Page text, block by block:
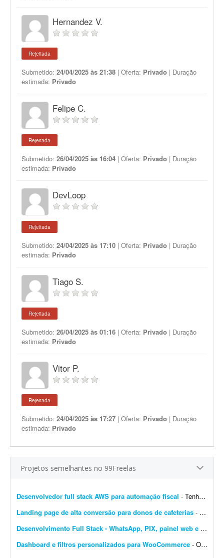
Hernandez V.
Rejeitada
Submetido: 24/04/2025 às 21:38 | Oferta: Privado | Duração
estimada: Privado
Felipe C.
Rejeitada
Submetido: 26/04/2025 às 16:04 | Oferta: Privado | Duração
estimada: Privado
DevLoop
Rejeitada
Submetido: 24/04/2025 às 17:10 | Oferta: Privado | Duração
estimada: Privado
Tiago S.
Rejeitada
Submetido: 26/04/2025 às 01:16 | Oferta: Privado | Duração
estimada: Privado
Vitor P.
Rejeitada
Submetido: 24/04/2025 às 17:27 | Oferta: Privado | Duração
estimada: Privado
Projetos semelhantes no 99Freelas
Desenvolvedor full stack AWS para automação fiscal - Tenho uma plataforma de automação fiscal rodando em AWS - ela pega os dados do sistema do cliente, calcula os impostos e emite a nota fiscal automaticamente. Preciso de alguém...
Landing page de alta conversão para donos de cafeterias - Sou gestor de tráfego especializado em cafeterias e cafés e preciso de uma landing page de alta conversão para captar leads (donos de cafeterias) que chegam pelos meus an&uacut...
Desenvolvimento Full Stack - WhatsApp, PIX, painel web e automação
Dashboard e filtros personalizados para WooCommerce - Olá pessoal, Preciso transformar o dashboard padrão do WooCommerce em um painel diferenciado para clientes e vendedores; procuro solução via plugin ou via código...